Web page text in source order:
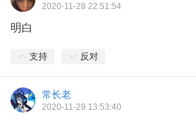
2020-11-28 22:51:54
明白
支持 反对
常长老
2020-11-29 13:53:40